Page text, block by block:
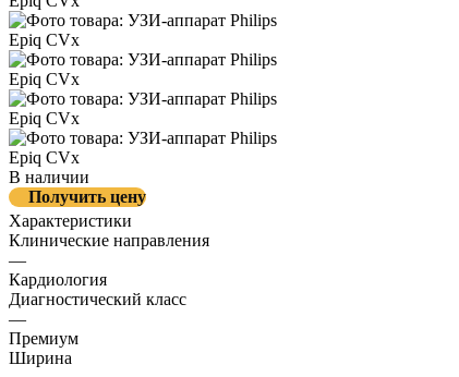
В наличии
Получить цену
Характеристики
Клинические направления
—
Кардиология
Диагностический класс
—
Премиум
Ширина